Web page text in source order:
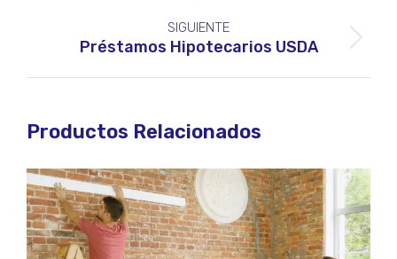
SIGUIENTE
Proyecto
Préstamos Hipotecarios USDA
Productos Relacionados